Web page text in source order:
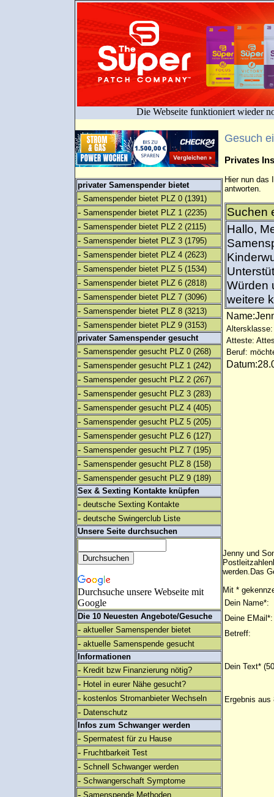
Die Webseite funktioniert wieder
privater Samenspender bietet
- Samenspender bietet PLZ 0 (1391)
- Samenspender bietet PLZ 1 (2235)
- Samenspender bietet PLZ 2 (2115)
- Samenspender bietet PLZ 3 (1795)
- Samenspender bietet PLZ 4 (2623)
- Samenspender bietet PLZ 5 (1534)
- Samenspender bietet PLZ 6 (2818)
- Samenspender bietet PLZ 7 (3096)
- Samenspender bietet PLZ 8 (3213)
- Samenspender bietet PLZ 9 (3153)
privater Samenspender gesucht
- Samenspender gesucht PLZ 0 (268)
- Samenspender gesucht PLZ 1 (242)
- Samenspender gesucht PLZ 2 (267)
- Samenspender gesucht PLZ 3 (283)
- Samenspender gesucht PLZ 4 (405)
- Samenspender gesucht PLZ 5 (205)
- Samenspender gesucht PLZ 6 (127)
- Samenspender gesucht PLZ 7 (195)
- Samenspender gesucht PLZ 8 (158)
- Samenspender gesucht PLZ 9 (189)
Sex & Sexting Kontakte knüpfen
- deutsche Sexting Kontakte
- deutsche Swingerclub Liste
Unsere Seite durchsuchen
Durchsuche unsere Webseite mit
Google
Die 10 Neuesten Angebote/Gesuche
- aktueller Samenspender bietet
- aktuelle Samenspende gesucht
Informationen
- Kredit bzw Finanzierung nötig?
- Hotel in eurer Nähe gesucht?
- kostenlos Stromanbieter Wechseln
- Datenschutz
Infos zum Schwanger werden
- Spermatest für zu Hause
- Fruchtbarkeit Test
- Schnell Schwanger werden
- Schwangerschaft Symptome
- Samenspende Methoden
Gesuch
Privates
Hier nun das
antworten.
Suchen
Hallo,
Würden
weitere
Atteste:
Beruf:
Jenny und
werden.Das
Mit *
Dein Name*:
Deine EMail*:
Betreff:
Dein Text*
Ergebnis aus